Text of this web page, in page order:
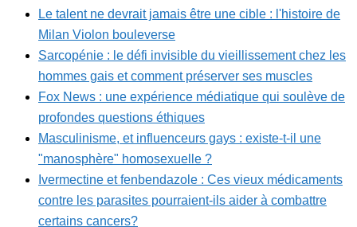
Le talent ne devrait jamais être une cible : l'histoire de
Milan Violon bouleverse
Sarcopénie : le défi invisible du vieillissement chez les
hommes gais et comment préserver ses muscles
Fox News : une expérience médiatique qui soulève de
profondes questions éthiques
Masculinisme, et influenceurs gays : existe-t-il une
"manosphère" homosexuelle ?
Ivermectine et fenbendazole : Ces vieux médicaments
contre les parasites pourraient-ils aider à combattre
certains cancers?